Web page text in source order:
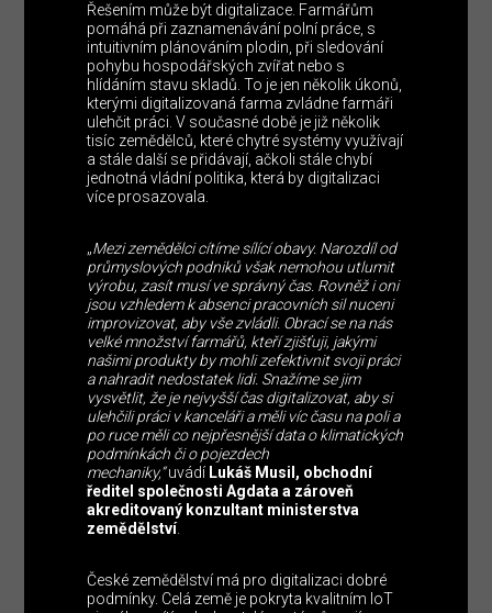
Řešením může být digitalizace. Farmářům
pomáhá při zaznamenávání polní práce, s
intuitivním plánováním plodin, při sledování
pohybu hospodářských zvířat nebo s
hlídáním stavu skladů. To je jen několik úkonů,
kterými digitalizovaná farma zvládne farmáři
ulehčit práci. V současné době je již několik
tisíc zemědělců, které chytré systémy využívají
a stále další se přidávají, ačkoli stále chybí
jednotná vládní politika, která by digitalizaci
více prosazovala.
„Mezi zemědělci cítíme sílící obavy. Narozdíl od
průmyslových podniků však nemohou utlumit
výrobu, zasít musí ve správný čas. Rovněž i oni
jsou vzhledem k absenci pracovních sil nuceni
improvizovat, aby vše zvládli. Obrací se na nás
velké množství farmářů, kteří zjišťuji, jakými
našimi produkty by mohli zefektivnit svoji práci
a nahradit nedostatek lidi. Snažíme se jim
vysvětlit, že je nejvyšší čas digitalizovat, aby si
ulehčili práci v kanceláři a měli víc času na poli a
po ruce měli co nejpřesnější data o klimatických
podmínkách či o pojezdech
mechaniky,“uvádí Lukáš Musil, obchodní
ředitel společnosti Agdata a zároveň
akreditovaný konzultant ministerstva
zemědělství.
České zemědělství má pro digitalizaci dobré
podmínky. Celá země je pokryta kvalitním IoT